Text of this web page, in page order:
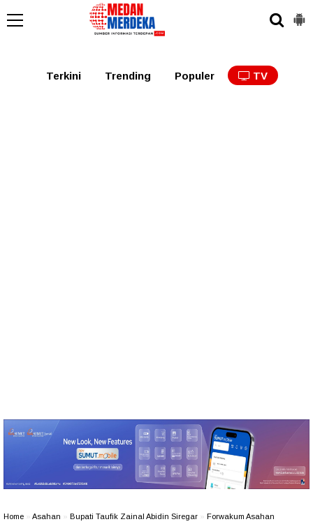
Tabagsel Tapanuli
Terkini Trending Populer TV
Home Asahan Bupati Taufik Zainal Abidin Siregar Forwakum Asahan